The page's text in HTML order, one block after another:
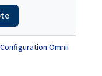
Configuration Omnii